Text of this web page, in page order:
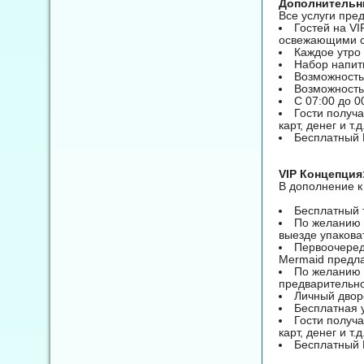
Все услуги
Гостей на
освежающими
Каждое
Набор
С 07:00 до
Гости
карт, денег и
Бесплатный
VIP
В дополнение
Бесплатный
По желанию
выезде
Mermaid
По желанию
Личный
Бесплатная
Гости
карт, денег и
Бесплатный